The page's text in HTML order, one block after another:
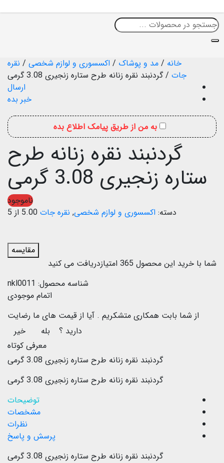
خانه / مد و پوشاک / اکسسوری و لوازم شخصی / نقره
جات /گردنبند نقره زنانه طرح ستاره زنجیری 3.08 گرمی
ارسال
خبر بده
به من از طریق پیامک اطلاع بده
گردنبند نقره زنانه طرح
ستاره زنجیری 3.08 گرمی
ناموجود
دسته: اکسسوری و لوازم شخصی, نقره جات 5.00 از 5
مقایسه
شما با خرید این محصول 365 امتیازدریافت می کنید
شناسه محصول: nkl0011
اتمام موجودی
از شما بابت همکاری متشکریم . آیا از قیمت های ما رضایت
دارید ؟
بله
خیر
معرفی کوتاه
گردنبند نقره زنانه طرح ستاره زنجیری 3.08 گرمی
گردنبند نقره زنانه طرح ستاره زنجیری 3.08 گرمی
توضیحات
مشخصات
نظرات
پرسش و پاسخ
گردنبند نقره زنانه طرح ستاره زنجیری 3.08 گرمی